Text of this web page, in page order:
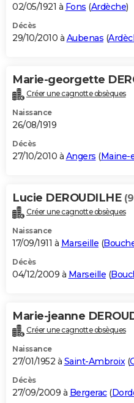
02/05/1921 à Fons (Ardèche)
Décès
29/10/2010 à Aubenas (
Marie-georgette
Créer une cagnotte obsèques
Naissance
26/08/1919
Décès
27/10/2010 à Angers (Maine-
Lucie DEROUDILHE
Créer une cagnotte obsèques
Naissance
17/09/1911 à Marseille (
Décès
04/12/2009 à Marseille (
Marie-jeanne
Créer une cagnotte obsèques
Naissance
27/01/1952 à Saint-Ambroix(
Décès
27/09/2009 à Bergerac(